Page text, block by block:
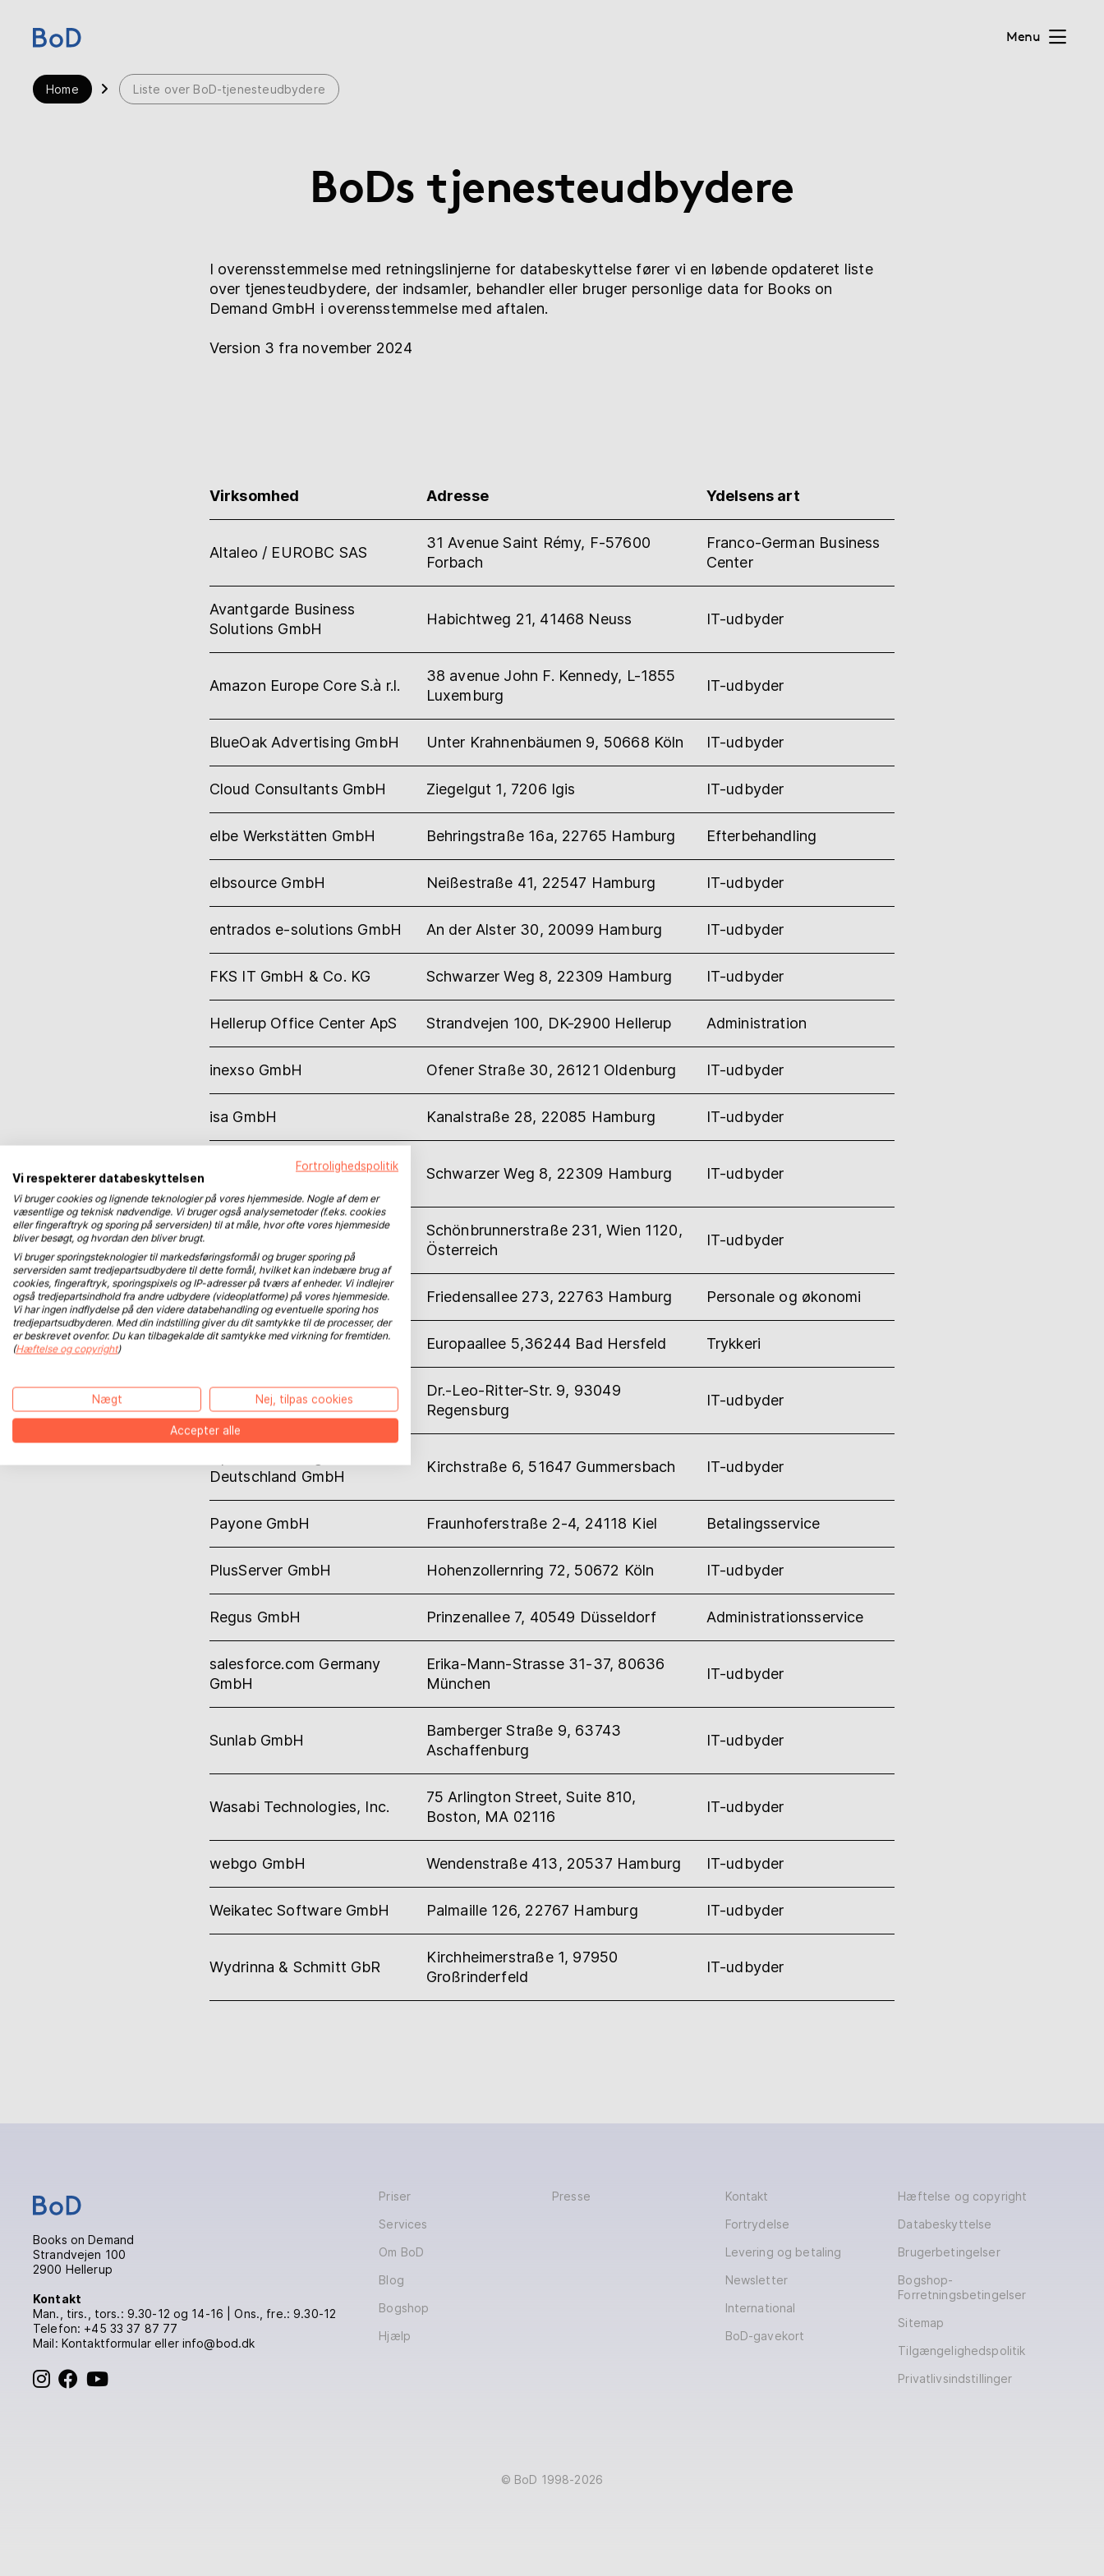
Menu
Home
Nyt bogprojekt
Home Liste over BoD-tjenesteudbydere
BoDs tjenesteudbydere
I overensstemmelse med retningslinjerne for databeskyttelse fører vi en løbende opdateret liste
over tjenesteudbydere, der indsamler, behandler eller bruger personlige data for Books on
Demand GmbH i overensstemmelse med aftalen.
Version 3 fra november 2024
Virksomhed Adresse Ydelsens art
Altaleo / EUROBC SAS
31 Avenue Saint Rémy, F-57600
Forbach
Franco-German Business
Center
Avantgarde Business
Solutions GmbH
Habichtweg 21, 41468 Neuss IT-udbyder
Amazon Europe Core S.à r.l.
38 avenue John F. Kennedy, L-1855
Luxemburg
IT-udbyder
BlueOak Advertising GmbH Unter Krahnenbäumen 9, 50668 Köln IT-udbyder
Cloud Consultants GmbH Ziegelgut 1, 7206 Igis IT-udbyder
elbe Werkstätten GmbH Behringstraße 16a, 22765 Hamburg Efterbehandling
elbsource GmbH Neißestraße 41, 22547 Hamburg IT-udbyder
entrados e-solutions GmbH An der Alster 30, 20099 Hamburg IT-udbyder
FKS IT GmbH & Co. KG Schwarzer Weg 8, 22309 Hamburg IT-udbyder
Hellerup Office Center ApS Strandvejen 100, DK-2900 Hellerup Administration
inexso GmbH Ofener Straße 30, 26121 Oldenburg IT-udbyder
isa GmbH Kanalstraße 28, 22085 Hamburg IT-udbyder
IT works! Consulting GmbH
Schwarzer Weg 8, 22309 Hamburg IT-udbyder
Schönbrunnerstraße 231, Wien 1120,
Österreich
IT-udbyder
Libri GmbH Friedensallee 273, 22763 Hamburg Personale og økonomi
Libri Plureos GmbH Europaallee 5,36244 Bad Hersfeld Trykkeri
OneVision Software AG
Dr.-Leo-Ritter-Str. 9, 93049
Regensburg
IT-udbyder
Deutschland GmbH
Kirchstraße 6, 51647 Gummersbach IT-udbyder
Payone GmbH Fraunhoferstraße 2-4, 24118 Kiel Betalingsservice
PlusServer GmbH Hohenzollernring 72, 50672 Köln IT-udbyder
Regus GmbH Prinzenallee 7, 40549 Düsseldorf Administrationsservice
salesforce.com Germany
GmbH
Erika-Mann-Strasse 31-37, 80636
München
IT-udbyder
Sunlab GmbH
Bamberger Straße 9, 63743
Aschaffenburg
IT-udbyder
Wasabi Technologies, Inc.
75 Arlington Street, Suite 810,
Boston, MA 02116
IT-udbyder
webgo GmbH Wendenstraße 413, 20537 Hamburg IT-udbyder
Weikatec Software GmbH Palmaille 126, 22767 Hamburg IT-udbyder
Wydrinna & Schmitt GbR
Kirchheimerstraße 1, 97950
Großrinderfeld
IT-udbyder
Books on Demand
Strandvejen 100
2900 Hellerup
Kontakt
Man., tirs., tors.: 9.30-12 og 14-16 | Ons., fre.: 9.30-12
Telefon: +45 33 37 87 77
Mail: Kontaktformulareller info@bod.dk
BoD på Instagram
BoD på Facebook
Priser
Services
Om BoD
Blog
Bogshop
Hjælp
Presse
Kontakt
Fortrydelse
Levering og betaling
Newsletter
International
BoD-gavekort
Hæftelse og copyright
Databeskyttelse
Brugerbetingelser
Bogshop-
Forretningsbetingelser
Sitemap
Tilgængelighedspolitik
Privatlivsindstillinger
© BoD 1998-2026
BoD på Instagram
BoD på YouTube
BoD på Facebook
Fortrolighedspolitik
Vi respekterer databeskyttelsen
Vi bruger cookies og lignende teknologier på vores hjemmeside. Nogle af dem er
væsentlige og teknisk nødvendige. Vi bruger også analysemetoder (f.eks. cookies
eller fingeraftryk og sporing på serversiden) til at måle, hvor ofte vores hjemmeside
bliver besøgt, og hvordan den bliver brugt.
Vi bruger sporingsteknologier til markedsføringsformål og bruger sporing på
serversiden samt tredjepartsudbydere til dette formål, hvilket kan indebære brug af
cookies, fingeraftryk, sporingspixels og IP-adresser på tværs af enheder. Vi indlejrer
også tredjepartsindhold fra andre udbydere (videoplatforme) på vores hjemmeside.
Vi har ingen indflydelse på den videre databehandling og eventuelle sporing hos
tredjepartsudbyderen. Med din indstilling giver du dit samtykke til de processer, der
er beskrevet ovenfor. Du kan tilbagekalde dit samtykke med virkning for fremtiden.
(Hæftelse og copyright)
Nægt Nej, tilpas cookies
Accepter alle